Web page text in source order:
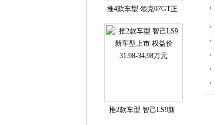
推4款车型 领克07GT正
推2款车型 智己LS9新